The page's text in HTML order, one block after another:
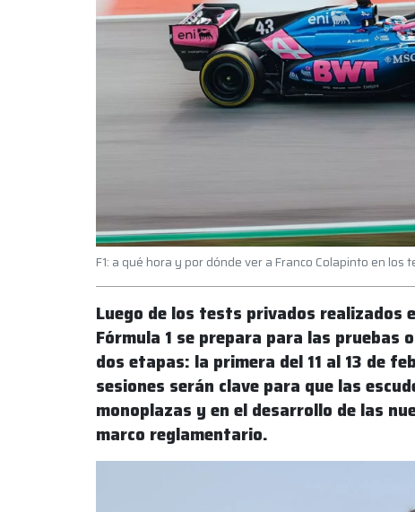
F1: a qué hora y por dónde ver a Franco Colapinto en los
Luego de los tests privados realizados
Fórmula 1 se prepara para las pruebas
dos etapas: la primera del 11 al 13 de
sesiones serán clave para que las
monoplazas y en el desarrollo de las
marco reglamentario.